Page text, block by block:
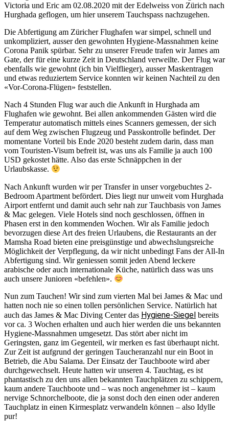
Victoria und Eric am 02.08.2020 mit der Edelweiss von Zürich nach
Hurghada geflogen, um hier unserem Tauchspass nachzugehen.
Die Abfertigung am Züricher Flughafen war simpel, schnell und
unkompliziert, ausser den gewohnten Hygiene-Massnahmen keine
Corona Panik spürbar. Sehr zu unserer Freude trafen wir James am
Gate, der für eine kurze Zeit in Deutschland verweilte. Der Flug war
ebenfalls wie gewohnt (ich bin Vielflieger), ausser Maskentragen
und etwas reduziertem Service konnten wir keinen Nachteil zu den
«Vor-Corona-Flügen» feststellen.
Nach 4 Stunden Flug war auch die Ankunft in Hurghada am
Flughafen wie gewohnt. Bei allen ankommenden Gästen wird die
Temperatur automatisch mittels eines Scanners gemessen, der sich
auf dem Weg zwischen Flugzeug und Passkontrolle befindet. Der
momentane Vorteil bis Ende 2020 besteht zudem darin, dass man
vom Touristen-Visum befreit ist, was uns als Familie ja auch 100
USD gekostet hätte. Also das erste Schnäppchen in der
Urlaubskasse.
Nach Ankunft wurden wir per Transfer in unser vorgebuchtes 2-
Bedroom Apartment befördert. Dies liegt nur unweit vom Hurghada
Airport entfernt und damit auch sehr nah zur Tauchbasis von James
& Mac gelegen. Viele Hotels sind noch geschlossen, öffnen in
Phasen erst in den kommenden Wochen. Wir als Familie jedoch
bevorzugen diese Art des freien Urlaubens, die Restaurants an der
Mamsha Road bieten eine preisgünstige und abwechslungsreiche
Möglichkeit der Verpflegung, da wir nicht unbedingt Fans der All-In
Abfertigung sind. Wir geniessen somit jeden Abend leckere
arabische oder auch internationale Küche, natürlich dass was uns
auch unsere Junioren «befehlen».
Nun zum Tauchen! Wir sind zum vierten Mal bei James & Mac und
hatten noch nie so einen tollen persönlichen Service. Natürlich hat
auch das James & Mac Diving Center das Hygiene-Siegel bereits
vor ca. 3 Wochen erhalten und auch hier werden die uns bekannten
Hygiene-Massnahmen umgesetzt. Das stört aber nicht im
Geringsten, ganz im Gegenteil, wir merken es fast überhaupt nicht.
Zur Zeit ist aufgrund der geringen Taucheranzahl nur ein Boot in
Betrieb, die Abu Salama. Der Einsatz der Tauchboote wird aber
durchgewechselt. Heute hatten wir unseren 4. Tauchtag, es ist
phantastisch zu den uns allen bekannten Tauchplätzen zu schippern,
kaum andere Tauchboote und – was noch angenehmer ist – kaum
nervige Schnorchelboote, die ja sonst doch den einen oder anderen
Tauchplatz in einen Kirmesplatz verwandeln können – also Idylle
pur!